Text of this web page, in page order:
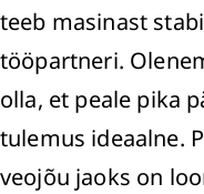
teeb masinast
tööpartneri.
olla, et peale pika
tulemus ideaalne.
veojõu jaoks on